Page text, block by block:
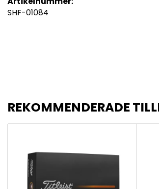
SHF-01084
REKOMMENDERADE